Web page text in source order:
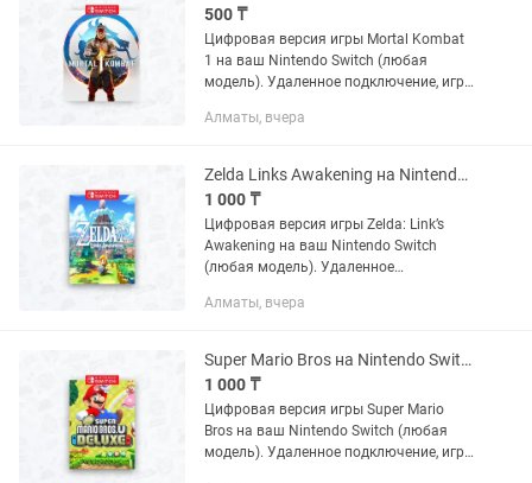
500 ₸
Цифровая версия игры Mortal Kombat
1 на ваш Nintendo Switch (любая
модель). Удаленное подключение, игра
безопасно для вашей консоли. Есть
Алматы, вчера
Zelda Links Awakening на Nintendo Switch (цифровая версия)
1 000 ₸
Цифровая версия игры Zelda: Link’s
Awakening на ваш Nintendo Switch
(любая модель). Удаленное
Полностью безопасно для вашей
Алматы, вчера
Super Mario Bros на Nintendo Switch (цифровая версия)
1 000 ₸
Цифровая версия игры Super Mario
Bros на ваш Nintendo Switch (любая
модель). Удаленное подключение, игра